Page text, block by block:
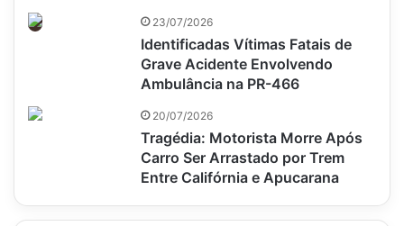
23/07/2026
Identificadas Vítimas Fatais de
Grave Acidente Envolvendo
Ambulância na PR-466
20/07/2026
Tragédia: Motorista Morre Após
Carro Ser Arrastado por Trem
Entre Califórnia e Apucarana